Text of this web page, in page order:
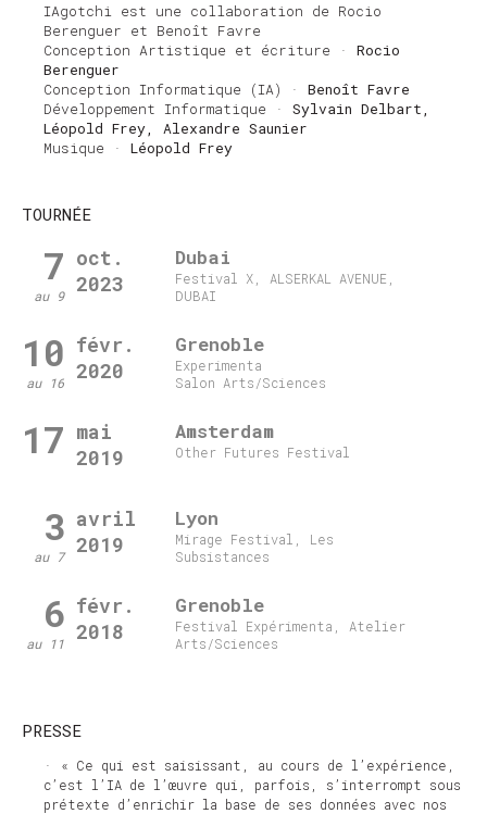
IAgotchi est une collaboration de Rocio
Berenguer et Benoît Favre
Conception Artistique et écriture
Rocio
Berenguer
Conception Informatique (IA)
Benoît Favre
Développement Informatique
Sylvain Delbart,
Léopold Frey, Alexandre Saunier
Musique
Léopold Frey
TOURNÉE
7
au 9
oct.
2023
Dubai
Festival X, ALSERKAL AVENUE,
DUBAI
10
au 16
févr.
2020
Grenoble
Experimenta
Salon Arts/Sciences
17 mai
2019
Amsterdam
Other Futures Festival
3
au 7
avril
2019
Lyon
Mirage Festival, Les
Subsistances
6
au 11
févr.
2018
Grenoble
Festival Expérimenta, Atelier
Arts/Sciences
PRESSE
Ce qui est saisissant, au cours de l’expérience,
c’est l’IA de l’œuvre qui, parfois, s’interrompt sous
prétexte d’enrichir la base de ses données avec nos